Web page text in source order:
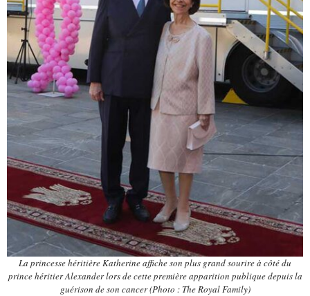
La princesse héritière Katherine affiche son plus grand sourire à côté du
prince héritier Alexander lors de cette première apparition publique depuis la
guérison de son cancer (Photo : The Royal Family)